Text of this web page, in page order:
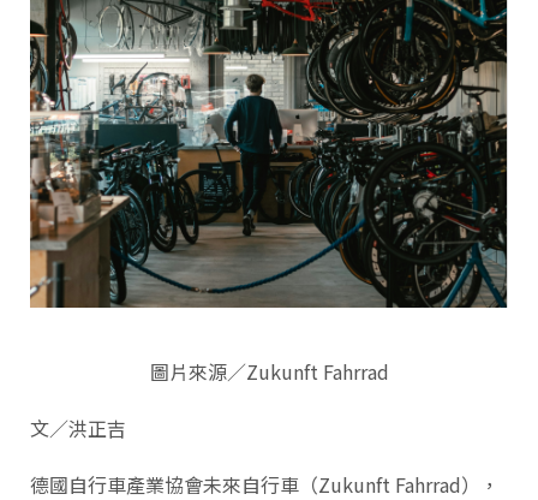
圖片來源／Zukunft Fahrrad
文／洪正吉
德國自行車產業協會未來自行車（Zukunft Fahrrad），